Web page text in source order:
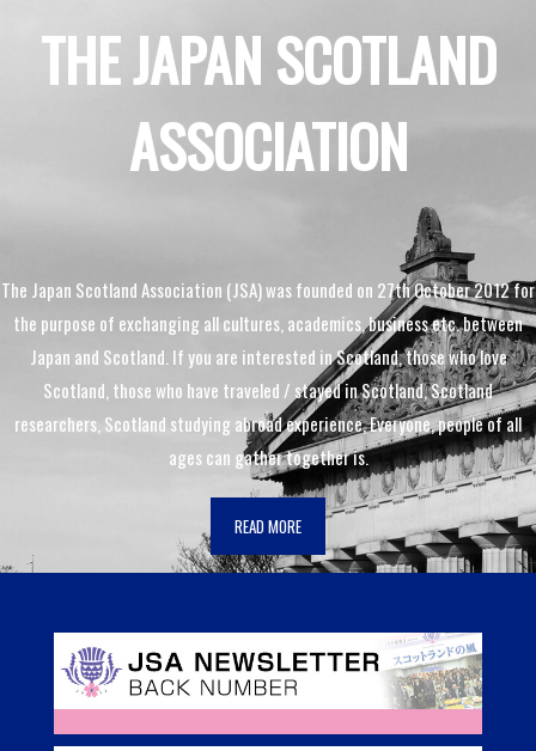
THE JAPAN SCOTLAND
ASSOCIATION
The Japan Scotland Association (JSA) was founded on 27th October 2012 for
the purpose of exchanging all cultures, academics, business etc. between
Japan and Scotland. If you are interested in Scotland, those who love
Scotland, those who have traveled / stayed in Scotland, Scotland
researchers, Scotland studying abroad experience, Everyone, people of all
ages can gather together is.
READ MORE